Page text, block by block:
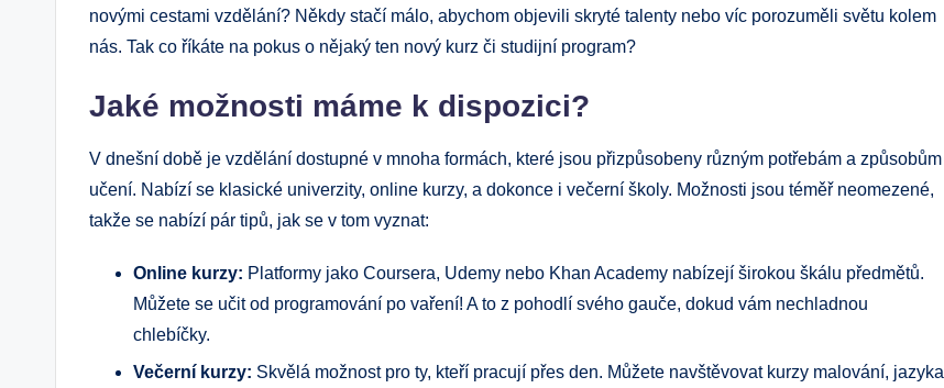
novými cestami vzdělání? Někdy stačí málo, abychom objevili skryté talenty nebo víc porozuměli světu kolem
nás. Tak co říkáte na pokus o nějaký ten nový kurz či studijní program?
Jaké možnosti máme k dispozici?
V dnešní době je vzdělání dostupné v mnoha formách, které jsou přizpůsobeny různým potřebám a způsobům
učení. Nabízí se klasické univerzity, online kurzy, a dokonce i večerní školy. Možnosti jsou téměř neomezené,
takže se nabízí pár tipů, jak se v tom vyznat:
Online kurzy: Platformy jako Coursera, Udemy nebo Khan Academy nabízejí širokou škálu předmětů.
Můžete se učit od programování po vaření! A to z pohodlí svého gauče, dokud vám nechladnou
chlebíčky.
Večerní kurzy: Skvělá možnost pro ty, kteří pracují přes den. Můžete navštěvovat kurzy malování, jazyka